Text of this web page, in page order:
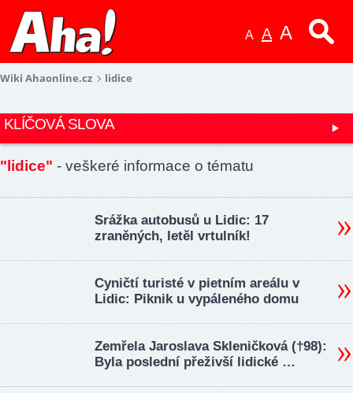
A A A
Wiki Ahaonline.cz lidice
KLÍČOVÁ SLOVA
"lidice" - veškeré informace o tématu
Srážka autobusů u Lidic: 17
zraněných, letěl vrtulník!
Cyničtí turisté v pietním areálu v
Lidic: Piknik u vypáleného domu
Zemřela Jaroslava Skleničková (†98):
Byla poslední přeživší lidické …